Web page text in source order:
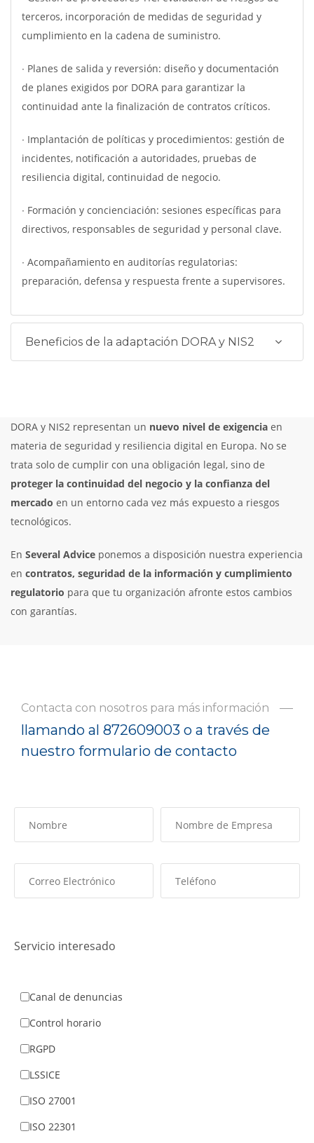
terceros, incorporación de medidas de seguridad y
cumplimiento en la cadena de suministro.
∙ Planes de salida y reversión: diseño y documentación
de planes exigidos por DORA para garantizar la
continuidad ante la finalización de contratos críticos.
∙ Implantación de políticas y procedimientos: gestión de
incidentes, notificación a autoridades, pruebas de
resiliencia digital, continuidad de negocio.
∙ Formación y concienciación: sesiones específicas para
directivos, responsables de seguridad y personal clave.
∙ Acompañamiento en auditorías regulatorias:
preparación, defensa y respuesta frente a supervisores.
Beneficios de la adaptación DORA y NIS2
DORA y NIS2 representan un nuevo nivel de exigencia en
materia de seguridad y resiliencia digital en Europa. No se
trata solo de cumplir con una obligación legal, sino de
proteger la continuidad del negocio y la confianza del
mercado en un entorno cada vez más expuesto a riesgos
tecnológicos.
En Several Advice ponemos a disposición nuestra experiencia
en contratos, seguridad de la información y cumplimiento
regulatorio para que tu organización afronte estos cambios
con garantías.
Contacta con nosotros para más información
llamando al 872609003 o a través de
nuestro formulario de contacto
Servicio interesado
Canal de denuncias
Control horario
RGPD
LSSICE
ISO 27001
ISO 22301